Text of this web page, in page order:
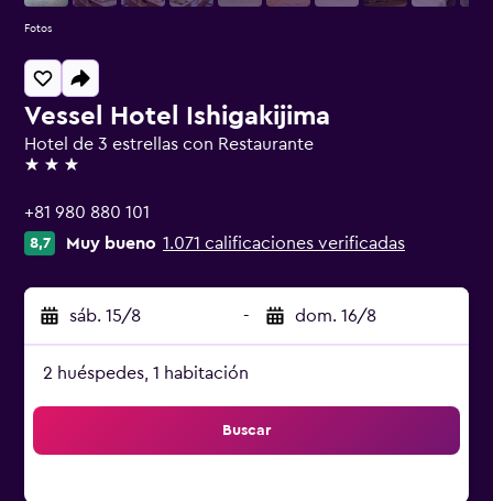
Vessel Hotel Ishigakijima
Hotel de 3 estrellas con Restaurante
3 estrellas
+81 980 880 101
8,7 Muy bueno 1.071 calificaciones verificadas
sáb. 15/8 - dom. 16/8
2 huéspedes, 1 habitación
Buscar
Fotos